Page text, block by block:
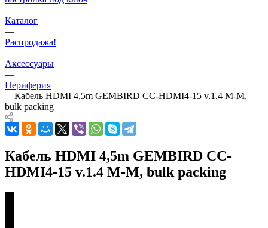
—
Каталог
—
Распродажа!
—
Аксессуары
—
Периферия
—Кабель HDMI 4,5m GEMBIRD CC-HDMI4-15 v.1.4 M-M,
bulk packing
Кабель HDMI 4,5m GEMBIRD CC-
HDMI4-15 v.1.4 M-M, bulk packing